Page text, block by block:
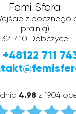
Femi Sfera
z bocznego
pralnią)
32-410 Dobczyce
+48122 711
4.98 z 1904